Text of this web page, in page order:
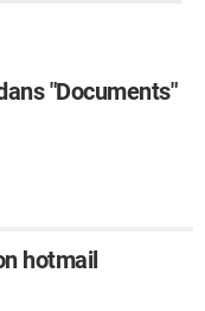
"Documents"
hotmail